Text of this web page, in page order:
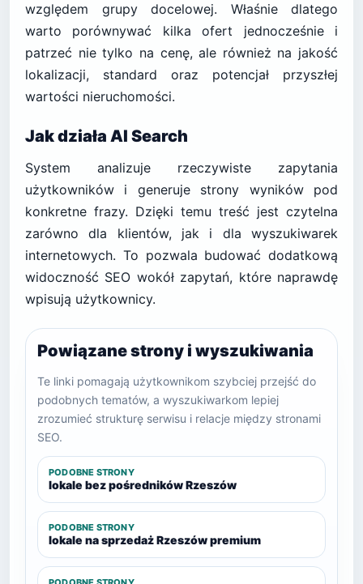
względem grupy docelowej. Właśnie dlatego
warto porównywać kilka ofert jednocześnie i
patrzeć nie tylko na cenę, ale również na jakość
lokalizacji, standard oraz potencjał przyszłej
wartości nieruchomości.
Jak działa AI Search
System analizuje rzeczywiste zapytania
użytkowników i generuje strony wyników pod
konkretne frazy. Dzięki temu treść jest czytelna
zarówno dla klientów, jak i dla wyszukiwarek
internetowych. To pozwala budować dodatkową
widoczność SEO wokół zapytań, które naprawdę
wpisują użytkownicy.
Powiązane strony i wyszukiwania
Te linki pomagają użytkownikom szybciej przejść do
podobnych tematów, a wyszukiwarkom lepiej
zrozumieć strukturę serwisu i relacje między stronami
SEO.
PODOBNE STRONY
lokale bez pośredników Rzeszów
PODOBNE STRONY
lokale na sprzedaż Rzeszów premium